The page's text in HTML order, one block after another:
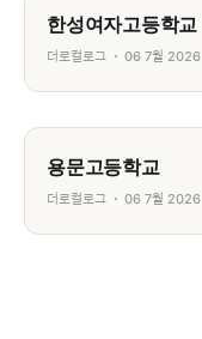
한성여자고등학교
더로컬로그 06 7월 2026
용문고등학교
더로컬로그 06 7월 2026